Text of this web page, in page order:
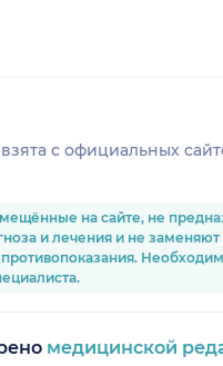
c официальных
на сайте, не
и лечения и не
медицинской